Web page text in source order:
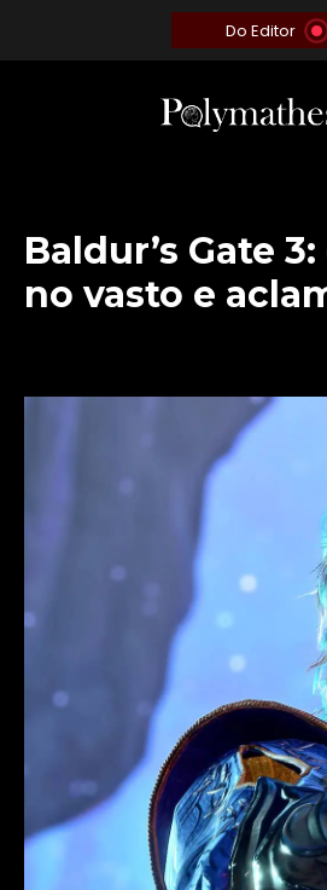
Do Editor
Baldur’s Gate
no vasto e